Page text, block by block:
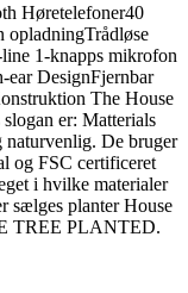
Høretelefoner40
opladningTrådløse
1-knapps mikrofon
ear DesignFjernbar
The House
er: Matterials
naturvenlig. De bruger
og FSC certificeret
i hvilke materialer
sælges planter House
TREE PLANTED.